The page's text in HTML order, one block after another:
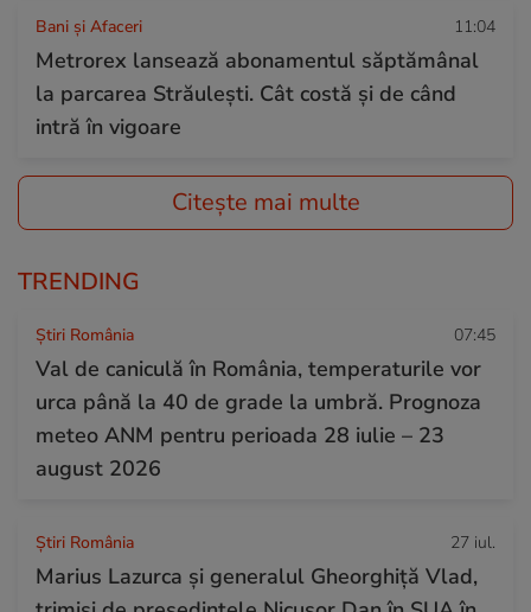
Bani și Afaceri 11:04
Metrorex lansează abonamentul săptămânal
la parcarea Străulești. Cât costă și de când
intră în vigoare
Citește mai multe
TRENDING
Știri România 07:45
Val de caniculă în România, temperaturile vor
urca până la 40 de grade la umbră. Prognoza
meteo ANM pentru perioada 28 iulie – 23
august 2026
Știri România 27 iul.
Marius Lazurca și generalul Gheorghiță Vlad,